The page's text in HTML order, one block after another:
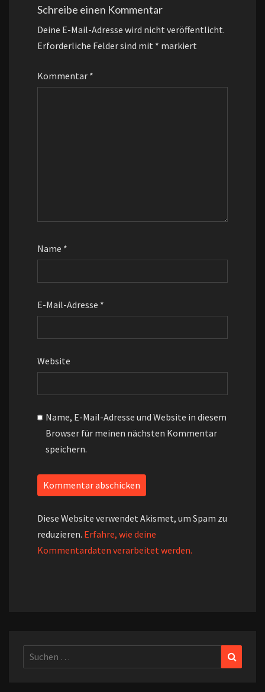
Schreibe einen Kommentar
Deine E-Mail-Adresse wird nicht veröffentlicht.
Erforderliche Felder sind mit * markiert
Kommentar *
Name *
E-Mail-Adresse *
Website
Name, E-Mail-Adresse und Website in diesem
Browser für meinen nächsten Kommentar
speichern.
Diese Website verwendet Akismet, um Spam zu
reduzieren. Erfahre, wie deine
Kommentardaten verarbeitet werden.
Suchen
nach: